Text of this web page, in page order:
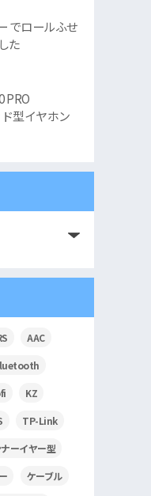
でロールふせ
た
PRO
型イヤホン
AAC
KZ
TP-Link
ーイヤー型
ケーブル